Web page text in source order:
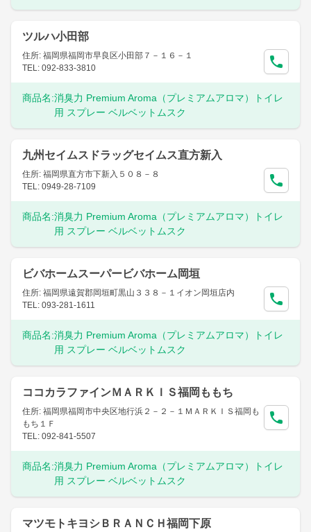
ツルハ小田部
住所: 福岡県福岡市早良区小田部７－１６－１
TEL: 092-833-3810
商品名:消臭力 Premium Aroma（プレミアムアロマ）トイレ
用 スプレー ベルベットムスク
九州セイムスドラッグセイムス直方新入
住所: 福岡県直方市下新入５０８－８
TEL: 0949-28-7109
商品名:消臭力 Premium Aroma（プレミアムアロマ）トイレ
用 スプレー ベルベットムスク
ビバホームスーパービバホーム岡垣
住所: 福岡県遠賀郡岡垣町黒山３３８－１イオン岡垣店内
TEL: 093-281-1611
商品名:消臭力 Premium Aroma（プレミアムアロマ）トイレ
用 スプレー ベルベットムスク
ココカラファインＭＡＲＫＩＳ福岡ももち
住所: 福岡県福岡市中央区地行浜２－２－１ＭＡＲＫＩＳ福岡も
もち１Ｆ
TEL: 092-841-5507
商品名:消臭力 Premium Aroma（プレミアムアロマ）トイレ
用 スプレー ベルベットムスク
マツモトキヨシＢＲＡＮＣＨ福岡下原